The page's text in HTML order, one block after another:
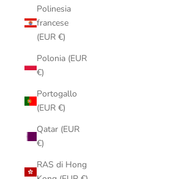
Polinesia
francese
(EUR €)
Polonia (EUR
€)
Portogallo
(EUR €)
Qatar (EUR
€)
RAS di Hong